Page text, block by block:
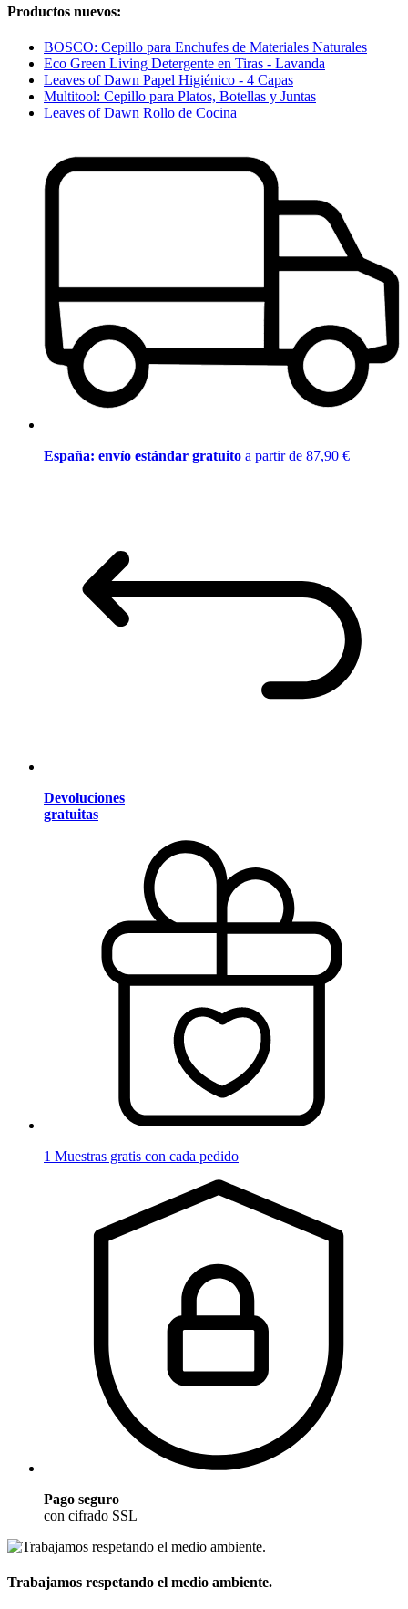
Productos nuevos:
BOSCO: Cepillo para Enchufes de Materiales Naturales
Eco Green Living Detergente en Tiras - Lavanda
Leaves of Dawn Papel Higiénico - 4 Capas
Multitool: Cepillo para Platos, Botellas y Juntas
Leaves of Dawn Rollo de Cocina
España: envío estándar gratuito a partir de 87,90 €
Devoluciones
gratuitas
1 Muestras gratis con cada pedido
Pago seguro
con cifrado SSL
Trabajamos respetando el medio ambiente.